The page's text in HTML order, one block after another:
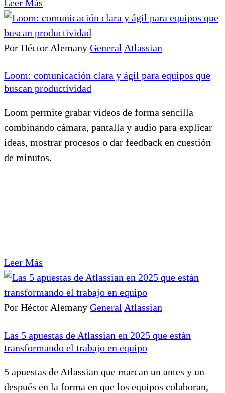
Leer Más
Por Héctor Alemany General Atlassian
Loom: comunicación clara y ágil para equipos que
buscan productividad
Loom permite grabar vídeos de forma sencilla
combinando cámara, pantalla y audio para explicar
ideas, mostrar procesos o dar feedback en cuestión
de minutos.
Leer Más
Por Héctor Alemany General Atlassian
Las 5 apuestas de Atlassian en 2025 que están
transformando el trabajo en equipo
5 apuestas de Atlassian que marcan un antes y un
después en la forma en que los equipos colaboran,